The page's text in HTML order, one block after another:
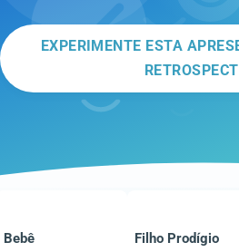
EXPERIMENTE ESTA
Bebê Filho Prodígio